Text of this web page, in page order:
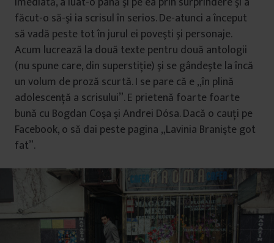
făcut-o să-şi ia scrisul în serios. De-atunci a început
să vadă peste tot în jurul ei poveşti şi personaje.
Acum lucrează la două texte pentru două antologii
(nu spune care, din superstiţie) şi se gândeşte la încă
un volum de proză scurtă. I se pare că e „în plină
adolescenţă a scrisului”. E prietenă foarte foarte
bună cu Bogdan Coşa şi Andrei Dósa. Dacă o cauți pe
Facebook, o să dai peste pagina „Lavinia Branişte got
fat”.